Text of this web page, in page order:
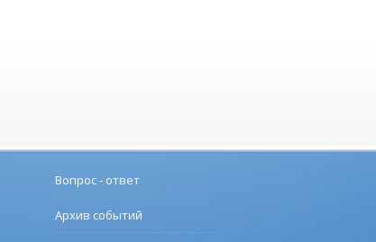
Вопрос - ответ
Архив событий